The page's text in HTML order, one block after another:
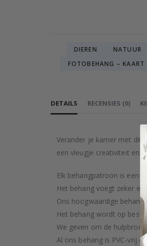
DIEREN NATUUR
FOTOBEHANG – KAART
DETAILS
Verander je kamer met dit
een vleugje creativiteit en
Elk behangpatroon is een
Het behang voegt zeker
Ons hoogwaardige
Het behang wordt op
We geven om de
Al ons behang is PVC-vrij
RECENSIES (0)